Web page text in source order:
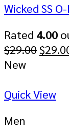
Wicked SS
Rated 4.00
$29.00$
New
Quick View
Men